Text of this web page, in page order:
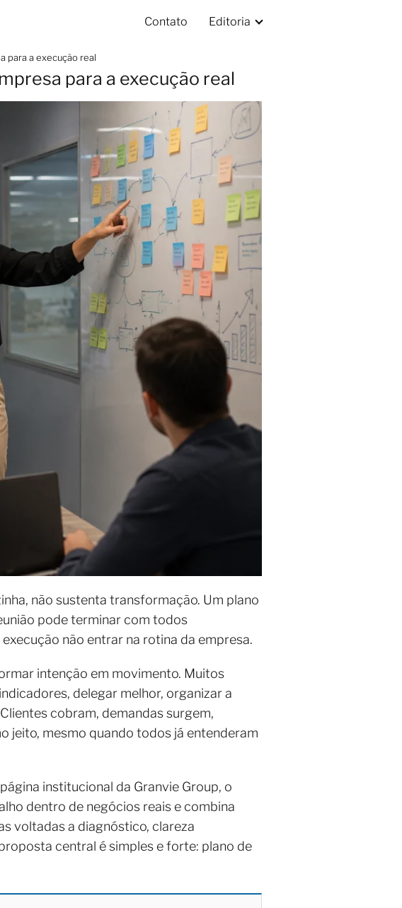
Contato Editoria
para a execução real
para a execução real
não sustenta transformação. Um plano
pode terminar com todos
não entrar na rotina da empresa.
intenção em movimento. Muitos
delegar melhor, organizar a
cobram, demandas surgem,
jeito, mesmo quando todos já entenderam
institucional da Granvie Group, o
dentro de negócios reais e combina
voltadas a diagnóstico, clareza
central é simples e forte: plano de